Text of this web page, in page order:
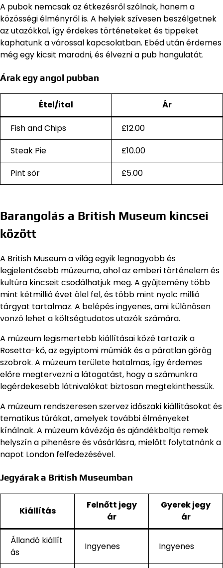
A pubok nemcsak az étkezésről szólnak, hanem a
közösségi élményről is. A helyiek szívesen beszélgetnek
az utazókkal, így érdekes történeteket és tippeket
kaphatunk a várossal kapcsolatban. Ebéd után érdemes
még egy kicsit maradni, és élvezni a pub hangulatát.
Árak egy angol pubban
Étel/ital Ár
Fish and Chips
£12.00
Steak Pie
£10.00
Pint sör
£5.00
Barangolás a British Museum kincsei
között
A British Museum a világ egyik legnagyobb és
legjelentősebb múzeuma, ahol az emberi történelem és
kultúra kincseit csodálhatjuk meg. A gyűjtemény több
mint kétmillió évet ölel fel, és több mint nyolc millió
tárgyat tartalmaz. A belépés ingyenes, ami különösen
vonzó lehet a költségtudatos utazók számára.
A múzeum legismertebb kiállításai közé tartozik a
Rosetta-kő, az egyiptomi múmiák és a páratlan görög
szobrok. A múzeum területe hatalmas, így érdemes
előre megtervezni a látogatást, hogy a számunkra
legérdekesebb látnivalókat biztosan megtekinthessük.
A múzeum rendszeresen szervez időszaki kiállításokat és
tematikus túrákat, amelyek további élményeket
kínálnak. A múzeum kávézója és ajándékboltja remek
helyszín a pihenésre és vásárlásra, mielőtt folytatnánk a
napot London felfedezésével.
Jegyárak a British Museumban
Kiállítás
Felnőtt jegy
ár
Gyerek jegy
ár
Állandó kiállít
ás
Ingyenes Ingyenes